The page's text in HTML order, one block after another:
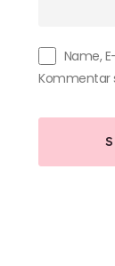
Name,
Kommentar